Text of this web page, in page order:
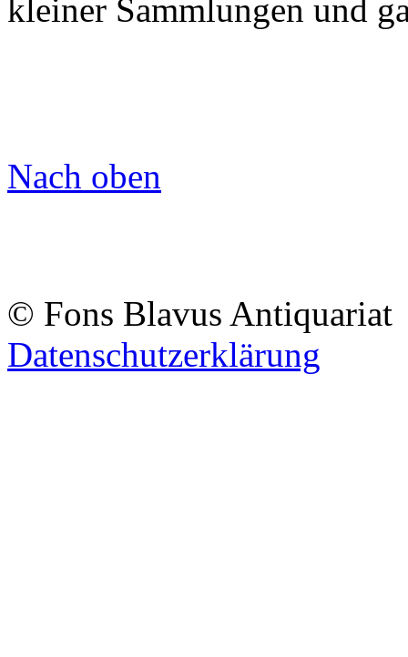
kleiner Sammlungen und
Nach oben
© Fons Blavus
Datenschutzerklärung